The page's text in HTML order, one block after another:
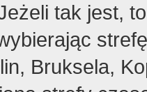
tak jest,
Bruksela,